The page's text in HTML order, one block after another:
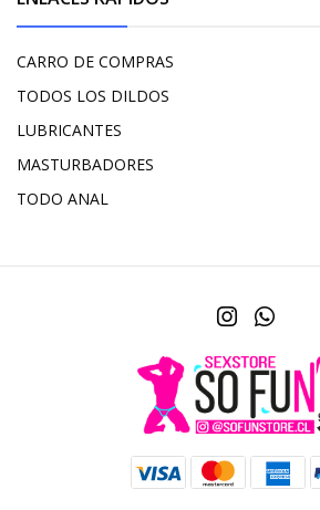
CARRO DE COMPRAS
TODOS LOS DILDOS
LUBRICANTES
MASTURBADORES
TODO ANAL